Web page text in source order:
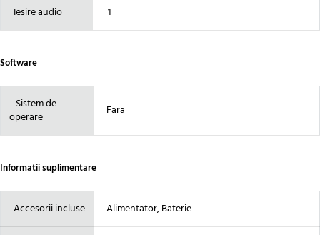
Iesire audio 1
Software
Sistem de
operare
Fara
Informatii suplimentare
Accesorii incluse Alimentator, Baterie